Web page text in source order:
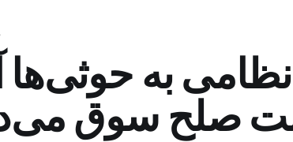
به حوثی‌ها
صلح سوق